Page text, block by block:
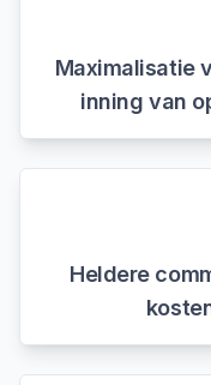
Maximalisatie
inning van
Heldere